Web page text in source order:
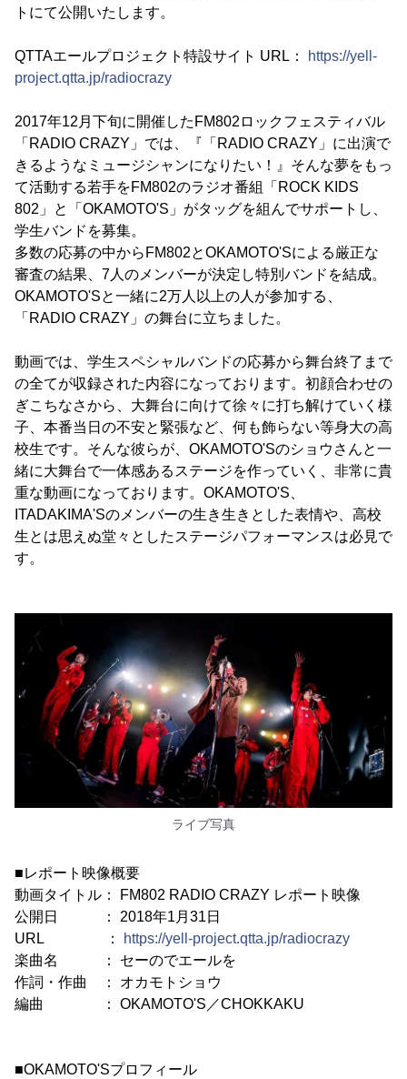
トにて公開いたします。
QTTAエールプロジェクト特設サイト URL：
https://yell-
project.qtta.jp/radiocrazy
2017年12月下旬に開催したFM802ロックフェスティバル
「RADIO CRAZY」では、『「RADIO CRAZY」に出演で
きるようなミュージシャンになりたい！』そんな夢をもっ
て活動する若手をFM802のラジオ番組「ROCK KIDS
802」と「OKAMOTO'S」がタッグを組んでサポートし、
学生バンドを募集。
多数の応募の中からFM802とOKAMOTO'Sによる厳正な
審査の結果、7人のメンバーが決定し特別バンドを結成。
OKAMOTO'Sと一緒に2万人以上の人が参加する、
「RADIO CRAZY」の舞台に立ちました。
動画では、学生スペシャルバンドの応募から舞台終了まで
の全てが収録された内容になっております。初顔合わせの
ぎこちなさから、大舞台に向けて徐々に打ち解けていく様
子、本番当日の不安と緊張など、何も飾らない等身大の高
校生です。そんな彼らが、OKAMOTO'Sのショウさんと一
緒に大舞台で一体感あるステージを作っていく、非常に貴
重な動画になっております。OKAMOTO'S、
ITADAKIMA'Sのメンバーの生き生きとした表情や、高校
生とは思えぬ堂々としたステージパフォーマンスは必見で
す。
ライブ写真
■レポート映像概要
動画タイトル： FM802 RADIO CRAZY レポート映像
公開日 ： 2018年1月31日
URL ：
https://yell-project.qtta.jp/radiocrazy
楽曲名 ： セーのでエールを
作詞・作曲 ： オカモトショウ
編曲 ： OKAMOTO'S／CHOKKAKU
■OKAMOTO'Sプロフィール